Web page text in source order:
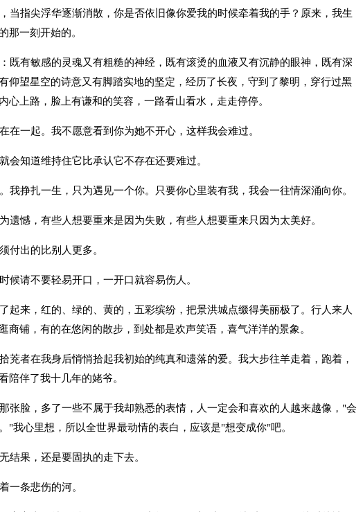
当指尖浮华逐渐消散，你是否依旧像你爱我的时候牵着我的手？原来，我生
那一刻开始的。
既有敏感的灵魂又有粗糙的神经，既有滚烫的血液又有沉静的眼神，既有深
仰望星空的诗意又有脚踏实地的坚定，经历了长夜，守到了黎明，穿行过黑
心上路，脸上有谦和的笑容，一路看山看水，走走停停。
在一起。我不愿意看到你为她不开心，这样我会难过。
会知道维持住它比承认它不存在还要难过。
我挣扎一生，只为遇见一个你。只要你心里装有我，我会一往情深涌向你。
遗憾，有些人想要重来是因为失败，有些人想要重来只因为太美好。
付出的比别人更多。
候请不要轻易开口，一开口就容易伤人。
起来，红的、绿的、黄的，五彩缤纷，把景洪城点缀得美丽极了。行人来人
商铺，有的在悠闲的散步，到处都是欢声笑语，喜气洋洋的景象。
茺者在我身后悄悄拾起我初始的纯真和遗落的爱。我大步往羊走着，跑着，
陪伴了我十几年的姥爷。
张脸，多了一些不属于我却熟悉的表情，人一定会和喜欢的人越来越像，"会
"我心里想，所以全世界最动情的表白，应该是"想变成你"吧。
结果，还是要固执的走下去。
一条悲伤的河。